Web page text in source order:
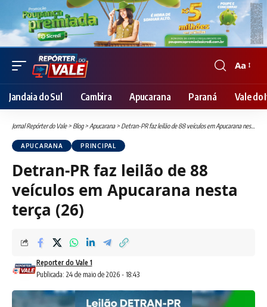
Font
Resizer
Aa
Jandaia do Sul Cambira Apucarana Paraná Vale do
Jornal Repórter do Vale> Blog>Apucarana> Detran-PR faz leilão de 88 veículos em Apucarana nesta terça (26)
APUCARANA PRINCIPAL
Detran-PR faz leilão de 88
veículos em Apucarana nesta
terça (26)
Publicada: 24 de maio de 2026 - 18:43
Reporter do Vale 1